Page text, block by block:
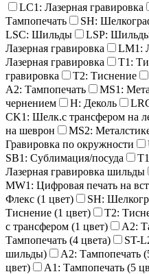
LC1: Лазерная гравировка
Тампопечать
SH:
LSC: Шильды
LSP:
Лазерная гравировка
LM1:
Лазерная гравировка
T1:
гравировка
T2: Тиснение
A2: Тампопечать
MS1:
чернением
H: Деколь
CK1: Шелк.с трансфером на
на шеврон
MS2:
Гравировка по окружности
SB1: Сублимация/посуда
Лазерная гравировка шильды
MW1: Цифровая печать на
Флекс (1 цвет)
SH:
Тиснение (1 цвет)
T2:
с трансфером (1 цвет)
A2:
Тампопечать (4 цвета)
ST-
шильды)
A2: Тампопечать
цвет)
A1: Тампопечать (5